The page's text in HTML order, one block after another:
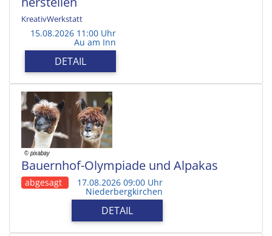
KreativWerkstatt
15.08.2026 11:00 Uhr
Au am Inn
DETAIL
Bauernhof-Olympiade und Alpakas
abgesagt 17.08.2026 09:00 Uhr
Niederbergkirchen
DETAIL